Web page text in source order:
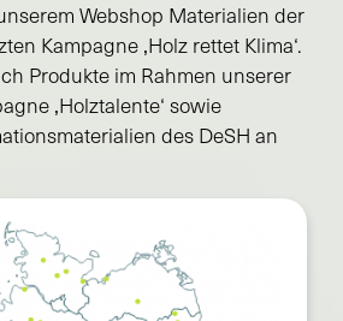
Webshop Materialien der
Kampagne ‚Holz rettet Klima‘.
Produkte im Rahmen unserer
‚Holztalente‘ sowie
des DeSH an